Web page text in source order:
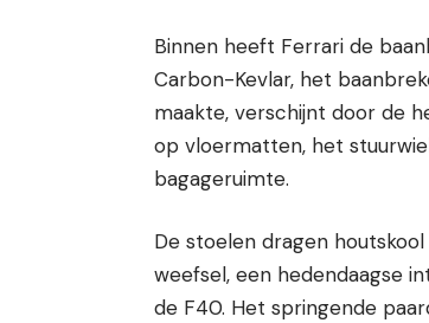
Binnen heeft Ferrari de
Carbon-Kevlar, het
maakte, verschijnt door de
op vloermatten, het
bagageruimte.
De stoelen dragen
weefsel, een hedendaagse
de F40. Het springende